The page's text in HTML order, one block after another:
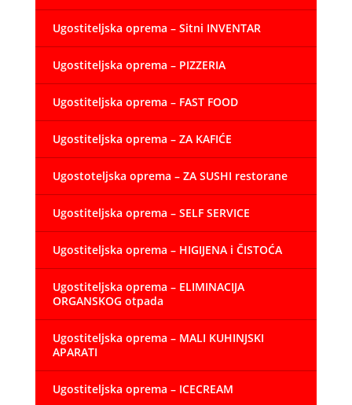
Ugostiteljska oprema – Sitni INVENTAR
Ugostiteljska oprema – PIZZERIA
Ugostiteljska oprema – FAST FOOD
Ugostiteljska oprema – ZA KAFIĆE
Ugostoteljska oprema – ZA SUSHI restorane
Ugostiteljska oprema – SELF SERVICE
Ugostiteljska oprema – HIGIJENA i ČISTOĆA
Ugostiteljska oprema – ELIMINACIJA
ORGANSKOG otpada
Ugostiteljska oprema – MALI KUHINJSKI
APARATI
Ugostiteljska oprema – ICECREAM